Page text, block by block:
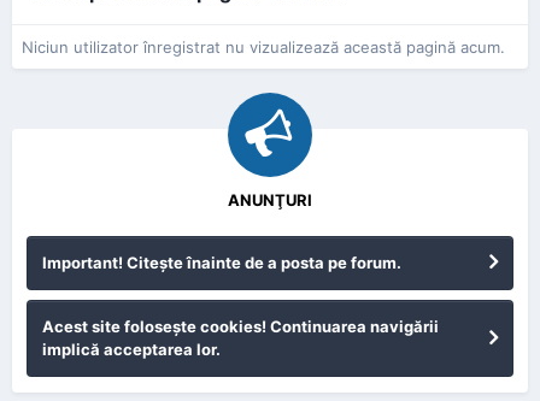
Niciun utilizator înregistrat nu vizualizează această pagină acum.
ANUNŢURI
Important! Citeşte înainte de a posta pe forum.
Acest site foloseşte cookies! Continuarea navigării
implică acceptarea lor.